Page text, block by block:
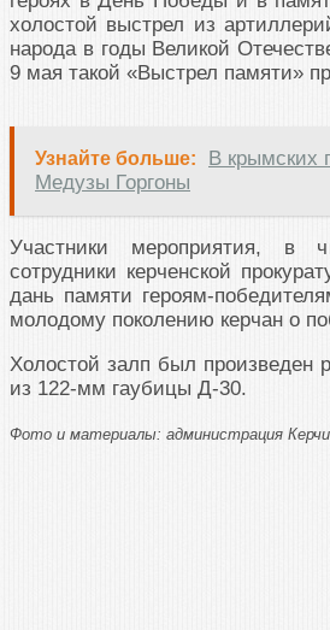
холостой выстрел из
народа в годы Великой
9 мая такой «Выстрел памяти»
Узнайте больше:
В крымских
Медузы Горгоны
Участники мероприятия, в
сотрудники керченской
дань памяти героям-
молодому поколению керчан о
Холостой залп был произведен
из 122-мм гаубицы Д-30.
Фото и материалы: администрация